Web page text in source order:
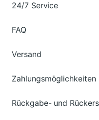
24/7 Service
FAQ
Versand
Zahlungsmöglichkeiten
Rückgabe- und